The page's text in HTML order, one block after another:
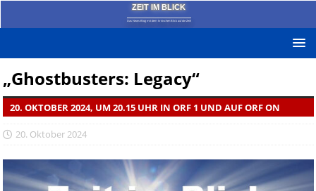
ZEIT IM BLICK
Das News-Blog mit dem kritischen Blick auf die Zeit!
„Ghostbusters: Legacy“
20. OKTOBER 2024, UM 20.15 UHR IN ORF 1 UND AUF ORF ON
20. Oktober 2024